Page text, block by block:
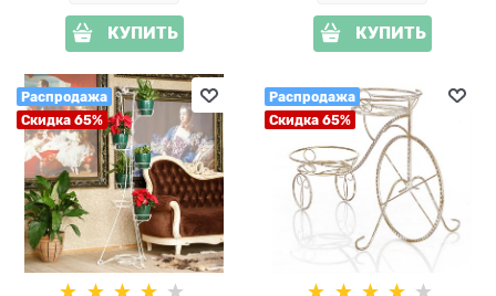
КУПИТЬ КУПИТЬ
Распродажа
Скидка 65%
Распродажа
Скидка 65%